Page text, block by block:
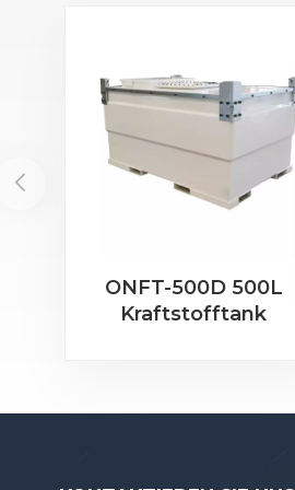
ONFT-500D 500L
Kraftstofftank